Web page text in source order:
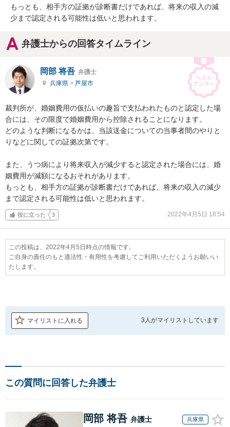
もっとも、相手方の証拠が診断書だけであれば、将来の収入の減
少まで認定される可能性は低いと思われます。
弁護士からの回答タイムライン
岡部 将吾 弁護士
兵庫県 > 芦屋市
裁判所が、婚姻費用の仮払いの趣旨で支払われたものと認定した場
合には、その限度で婚姻費用から控除されることになります。
どのような判断になるかは、当該送金についての当事者間のやりと
りなどに関しての証拠次第です。
また、うつ病により将来収入が減少すると認定された場合には、婚
姻費用が減額になるおそれがあります。
もっとも、相手方の証拠が診断書だけであれば、将来の収入の減少
まで認定される可能性は低いと思われます。
役に立った 3 2022年4月5日 18:54
この投稿は、2022年4月5日時点の情報です。
ご自身の責任のもと適法性・有用性を考慮してご利用いただくようお願いい
たします。
マイリストに入れる 3人がマイリストしています
この質問に回答した弁護士
岡部 将吾 弁護士 兵庫県